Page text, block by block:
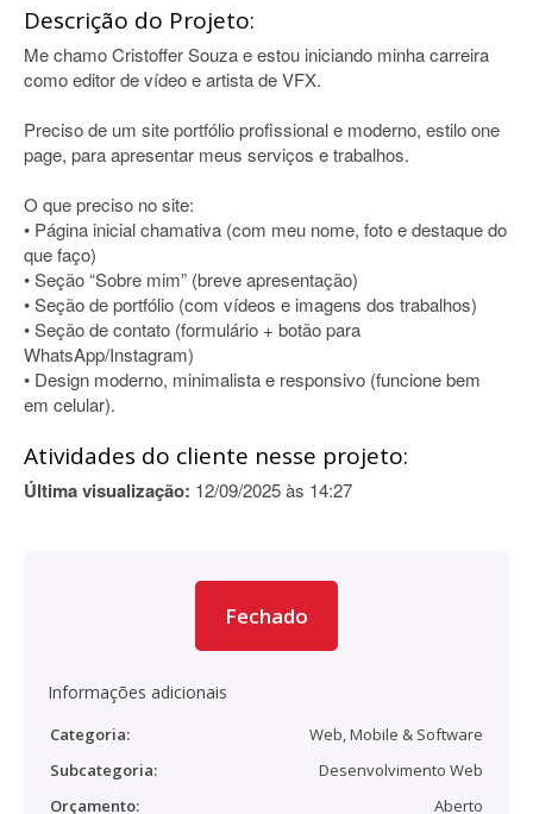
Descrição do Projeto:
Me chamo Cristoffer Souza e estou iniciando minha carreira
como editor de vídeo e artista de VFX.
Preciso de um site portfólio profissional e moderno, estilo one
page, para apresentar meus serviços e trabalhos.
O que preciso no site:
• Página inicial chamativa (com meu nome, foto e destaque do
que faço)
• Seção “Sobre mim” (breve apresentação)
• Seção de portfólio (com vídeos e imagens dos trabalhos)
• Seção de contato (formulário + botão para
WhatsApp/Instagram)
• Design moderno, minimalista e responsivo (funcione bem
em celular).
Atividades do cliente nesse projeto:
Última visualização: 12/09/2025 às 14:27
Fechado
Informações adicionais
Categoria:
Web, Mobile & Software
Subcategoria:
Desenvolvimento Web
Orçamento:
Aberto